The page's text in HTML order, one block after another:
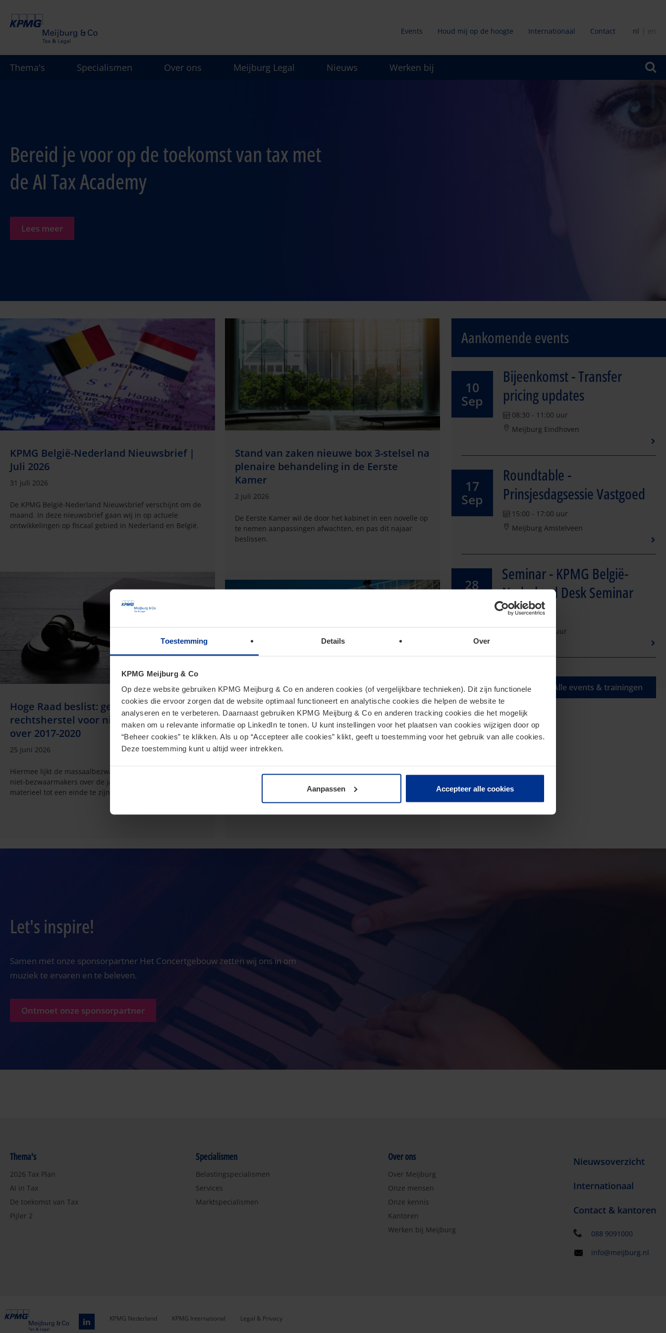
Toestemming Details Over
KPMG Meijburg & Co
Op deze website gebruiken KPMG Meijburg & Co en anderen cookies (of vergelijkbare technieken). Dit zijn functionele
cookies die ervoor zorgen dat de website optimaal functioneert en analytische cookies die helpen de website te
analyseren en te verbeteren. Daarnaast gebruiken KPMG Meijburg & Co en anderen tracking cookies die het mogelijk
maken om u relevante informatie op LinkedIn te tonen. U kunt instellingen voor het plaatsen van cookies wijzigen door op
“Beheer cookies” te klikken. Als u op “Accepteer alle cookies” klikt, geeft u toestemming voor het gebruik van alle cookies.
Deze toestemming kunt u altijd weer intrekken.
Aanpassen Accepteer alle cookies
gaan
Secundair
menu
Events Houd mij op de hoogte Internationaal Contact nl en
Thema's Specialismen Over ons Meijburg Legal Nieuws Werken bij
Bereid je voor op de toekomst van tax met
de AI Tax Academy
Lees meer
KPMG België-Nederland Nieuwsbrief |
Juli 2026
31 juli 2026
De KPMG België-Nederland Nieuwsbrief verschijnt om de
maand. In deze nieuwsbrief gaan wij in op actuele
ontwikkelingen op fiscaal gebied in Nederland en België.
Hoge Raad beslist: geen box 3-
rechtsherstel voor niet-bezwaarmakers
over 2017-2020
25 juni 2026
Hiermee lijkt de massaalbezwaarplusprocedure voor de
niet-bezwaarmakers over de jaren 2017 tot en met 2020
materieel tot een einde te zijn gekomen.
Stand van zaken nieuwe box 3-stelsel na
plenaire behandeling in de Eerste
Kamer
2 juli 2026
De Eerste Kamer wil de door het kabinet in een novelle op
te nemen aanpassingen afwachten, en pas dit najaar
beslissen.
Europese Commissie presenteert
voorstel voor Direct Tax Omnibus
24 juni 2026
beoogt administratieve versoepelingen en
lastenverlichtingen te introduceren voor
Aankomende events
10
Sep
Bijeenkomst - Transfer
pricing updates
08:30 - 11:00 uur
Meijburg Eindhoven
17
Sep
Roundtable -
Prinsjesdagsessie Vastgoed
15:00 - 17:00 uur
Meijburg Amstelveen
28
Seminar - KPMG België-
Nederland Desk Seminar
2026
09:30 - 13:30 uur
Alle events & trainingen
Let's inspire!
Samen met onze sponsorpartner Het Concertgebouw zetten wij ons in om
muziek te ervaren en te beleven.
Ontmoet onze sponsorpartner
Thema's
2026 Tax Plan
AI in Tax
De toekomst van Tax
Pijler 2
Specialismen
Belastingspecialismen
Services
Marktspecialismen
Over ons
Over Meijburg
Onze mensen
Onze kennis
Kantoren
Werken bij Meijburg
Nieuwsoverzicht
Internationaal
Contact & kantoren
088 9091000
info@meijburg.nl
KPMG Nederland KPMG International Legal & Privacy